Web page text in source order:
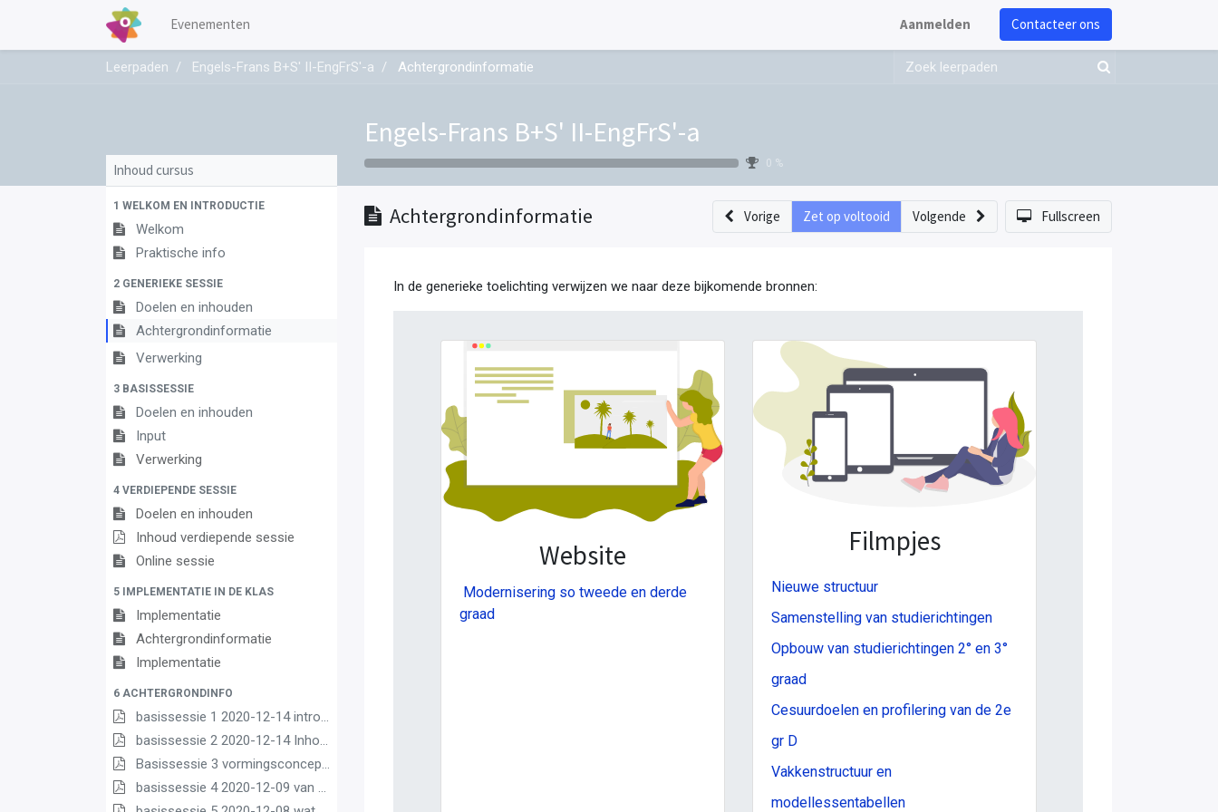
Evenementen Aanmelden Contacteer ons
Leerpaden Engels-Frans B+S' II-EngFrS'-a Achtergrondinformatie
Engels-Frans B+S' II-EngFrS'-a
0 %
Inhoud cursus
1 WELKOM EN INTRODUCTIE
Welkom
Praktische info
2 GENERIEKE SESSIE
Doelen en inhouden
Achtergrondinformatie
Verwerking
3 BASISSESSIE
Doelen en inhouden
Input
Verwerking
4 VERDIEPENDE SESSIE
Doelen en inhouden
Inhoud verdiepende sessie
Online sessie
5 IMPLEMENTATIE IN DE KLAS
Implementatie
Achtergrondinformatie
Implementatie
6 ACHTERGRONDINFO
basissessie 1 2020-12-14 intro (2) (2) (1) (1)
basissessie 2 2020-12-14 Inhoud en opbouw (2) (1) (1)
Basissessie 3 vormingsconcept (1)
basissessie 4 2020-12-09 van matrix nr leerplannen pdf (1) (1)
Achtergrondinformatie Vorige Zet op voltooid Volgende Fullscreen
In de generieke toelichting verwijzen we naar deze bijkomende bronnen:
Website
Modernisering so tweede en derde
graad
Filmpjes
Nieuwe structuur
Samenstelling van studierichtingen
Opbouw van studierichtingen 2° en 3°
graad
Cesuurdoelen en profilering van de 2e
gr D
Vakkenstructuur en
modellessentabellen